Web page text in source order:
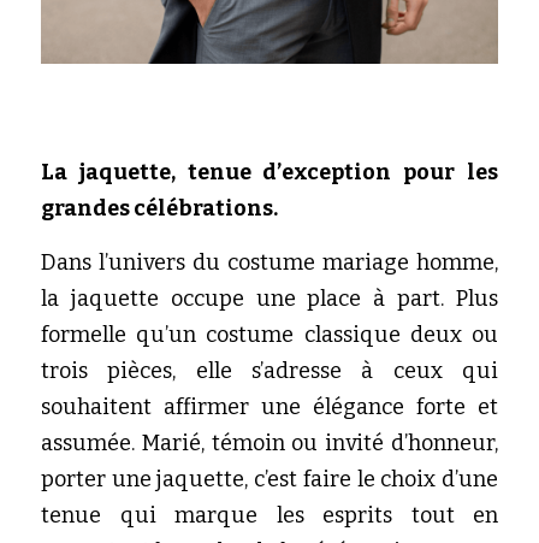
La jaquette, tenue d’exception pour les
grandes célébrations.
Dans l’univers du costume mariage homme,
la jaquette occupe une place à part. Plus
formelle qu’un costume classique deux ou
trois pièces, elle s’adresse à ceux qui
souhaitent affirmer une élégance forte et
assumée. Marié, témoin ou invité d’honneur,
porter une jaquette, c’est faire le choix d’une
tenue qui marque les esprits tout en